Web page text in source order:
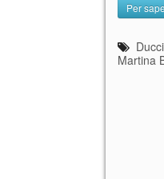
Per
Martina